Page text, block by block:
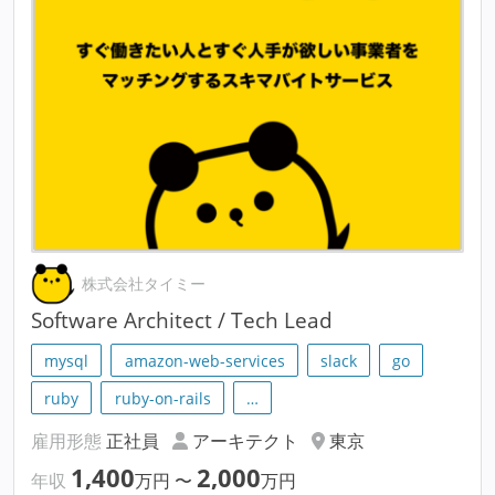
株式会社タイミー
Software Architect / Tech Lead
mysql amazon-web-services slack
go
ruby
ruby-on-rails …
雇用形態 正社員 アーキテクト
東京
年収 1,400万円 〜 2,000万円